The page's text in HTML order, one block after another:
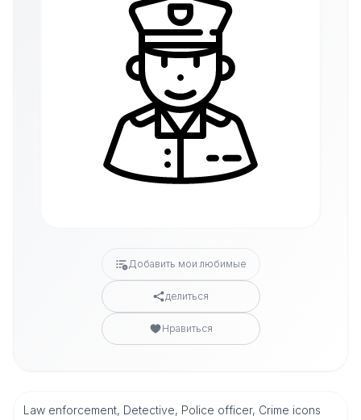
Добавить мои любимые
делиться
Нравиться
Law enforcement, Detective, Police officer, Crime icons